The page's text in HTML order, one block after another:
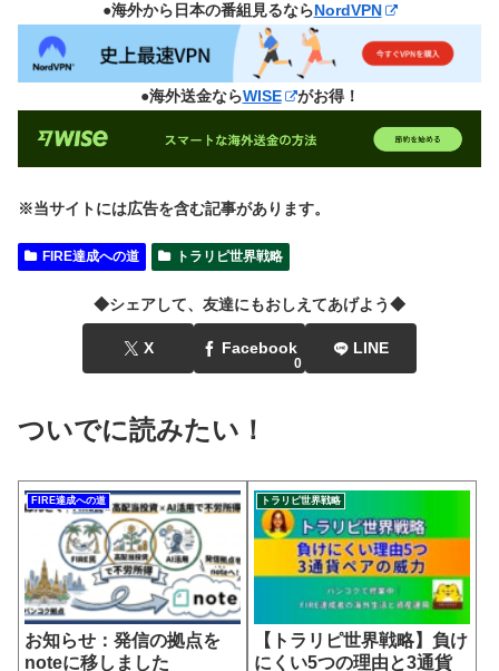
●海外から日本の番組見るならNordVPN
●海外送金ならWISE がお得！
※当サイトには広告を含む記事があります。
FIRE達成への道 トラリピ世界戦略
◆シェアして、友達にもおしえてあげよう◆
X Facebook
0
LINE
ついでに読みたい！
FIRE達成への道
お知らせ：発信の拠点を
noteに移しました
トラリピ世界戦略
【トラリピ世界戦略】負け
にくい5つの理由と3通貨